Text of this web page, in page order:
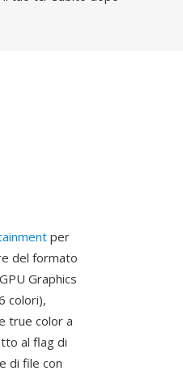
per
del formato
Graphics
colori),
true color a
al flag di
di file con